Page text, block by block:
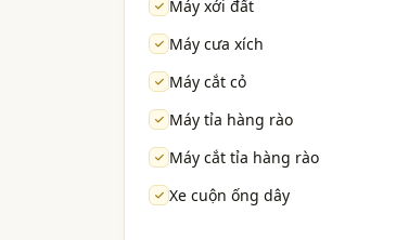
Máy xới đất
Máy cưa xích
Máy cắt cỏ
Máy tỉa hàng rào
Máy cắt tỉa hàng rào
Xe cuộn ống dây